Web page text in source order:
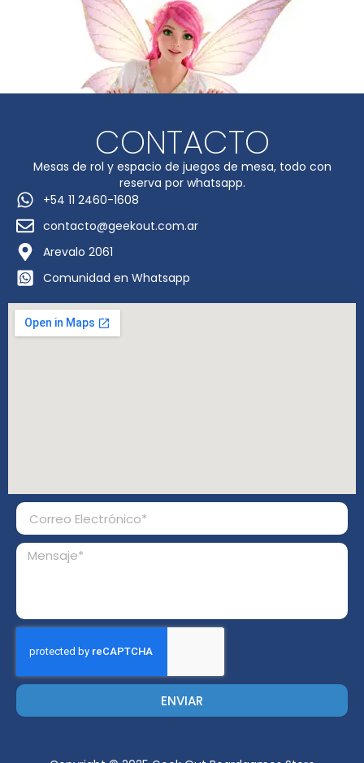
CONTACTO
Mesas de rol y espacio de juegos de mesa, todo con
reserva por whatsapp.
+54 11 2460-1608
contacto@geekout.com.ar
Arevalo 2061
Comunidad en Whatsapp
ENVIAR